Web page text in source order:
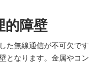
的障壁
た無線通信が不可欠です
となります。金属やコン